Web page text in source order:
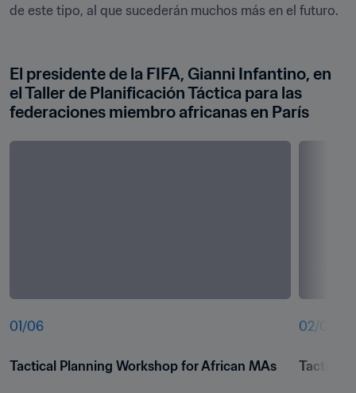
de este tipo, al que sucederán muchos más en el futuro.
El presidente de la FIFA, Gianni Infantino, en
el Taller de Planificación Táctica para las
federaciones miembro africanas en París
01 /06
Tactical Planning Workshop for African MAs
02/06
Tactical